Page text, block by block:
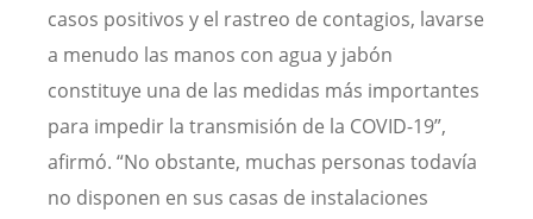
casos positivos y el rastreo de contagios, lavarse
a menudo las manos con agua y jabón
constituye una de las medidas más importantes
para impedir la transmisión de la COVID-19”,
afirmó. “No obstante, muchas personas todavía
no disponen en sus casas de instalaciones